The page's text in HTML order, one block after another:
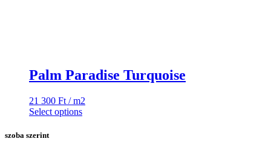
Palm Paradise Turquoise
21 300 Ft / m2
Select options
szoba szerint